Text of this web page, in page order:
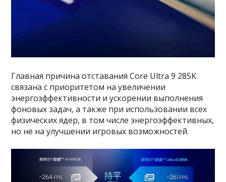
Главная причина отставания Core Ultra 9 285K
связана с приоритетом на увеличении
энергоэффективности и ускорении выполнения
фоновых задач, а также при использовании всех
физических ядер, в том числе энергоэффективных,
но не на улучшении игровых возможностей.